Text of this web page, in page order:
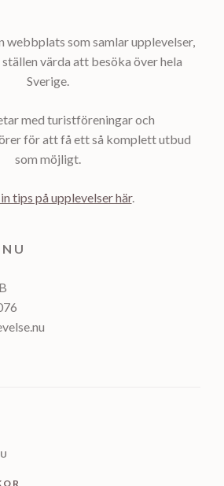
webbplats som samlar upplevelser,
värda att besöka över hela
Sverige.
med turistföreningar och
för att få ett så komplett utbud
som möjligt.
tips på upplevelser här.